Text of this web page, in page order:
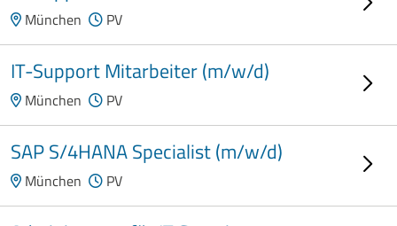
München PV
IT-Support Mitarbeiter (m/w/d)
München PV
SAP S/4HANA Specialist (m/w/d)
München PV